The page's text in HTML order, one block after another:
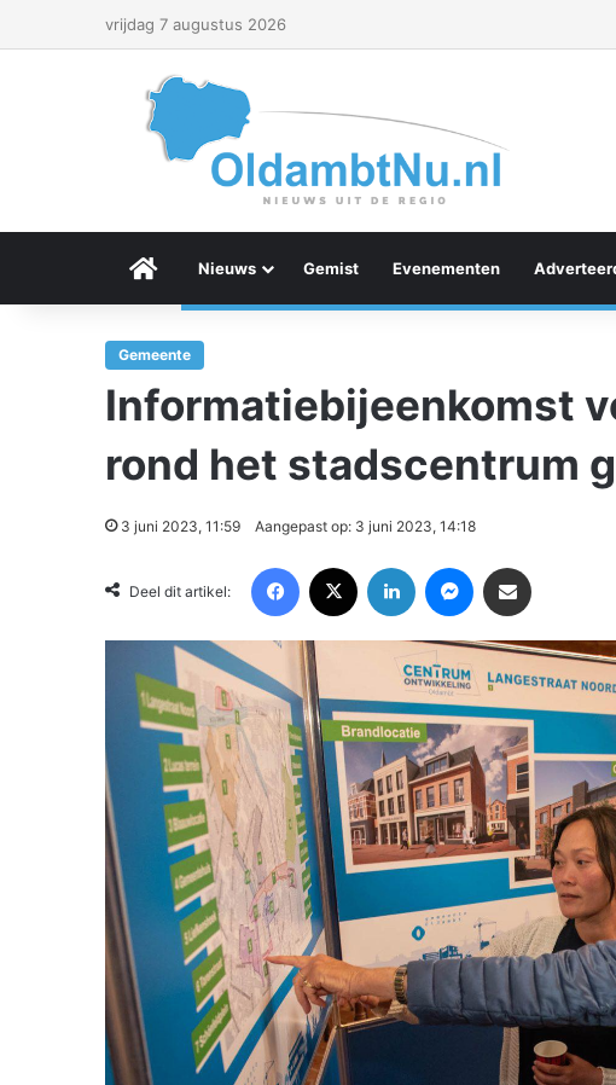
vrijdag 7 augustus 2026
Menu Item
Nieuws Gemist Evenementen
Gemeente
Informatiebijeenkomst
rond het stadscentrum
3 juni 2023, 11:59 Aangepast op: 3 juni 2023, 14:18
Deel dit artikel: